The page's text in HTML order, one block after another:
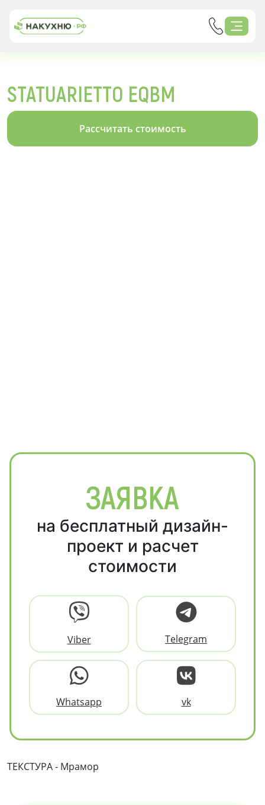
STATUARIETTO EQBM
Рассчитать стоимость
ЗАЯВКА
на бесплатный дизайн-
проект и расчет
стоимости
Viber Telegram
Whatsapp vk
ТЕКСТУРА - Мрамор